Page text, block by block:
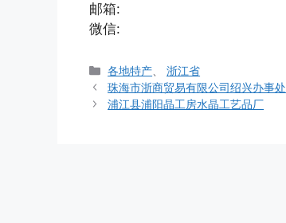
邮箱:
微信:
分
类
各地特产 、浙江省
珠海市浙商贸易有限公司绍兴办事处
浦江县浦阳晶工房水晶工艺品厂